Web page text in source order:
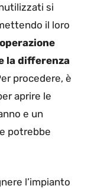
si
il loro
la differenza
procedere, è
aprire le
e un
potrebbe
l’impianto